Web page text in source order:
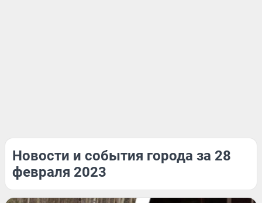
Новости и события города за 28
февраля 2023